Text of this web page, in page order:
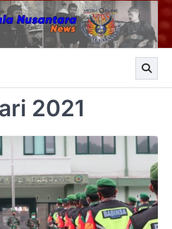
2021